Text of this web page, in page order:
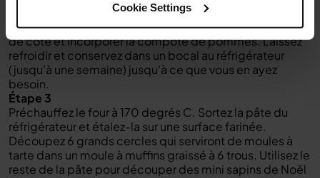
Cookie Settings
pendant 10 minutes à feu doux, en remuant de temps en
temps, jusqu'à ce que les fruits soient tendres. Mettre
de côté et incorporer la compote de pommes. Laissez
refroidir et conservez dans un bocal au réfrigérateur
(jusqu'à une semaine) jusqu'à ce que vous en ayez
besoin.
Étape 3
Préchauffez le four à 170 degrés C. Sortez la pâte du
réfrigérateur et étalez-la sur une surface farinée.
Découpez 6 grands cercles qui serviront de moules à
tarte dans un moule à muffins graissé à 6 trous. Utilisez le
reste de la pâte pour découper des mini sapins de Noël